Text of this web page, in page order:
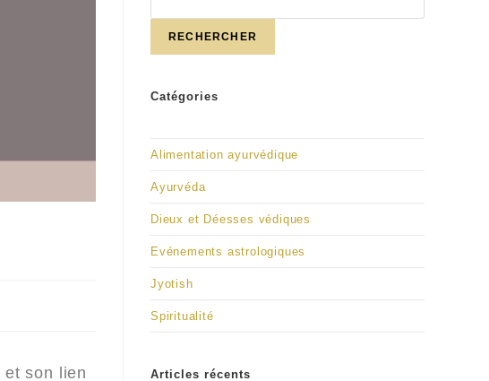
et son lien
RECHERCHER
Catégories
Alimentation ayurvédique
Ayurvéda
Dieux et Déesses védiques
Evénements astrologiques
Jyotish
Spiritualité
Articles récents